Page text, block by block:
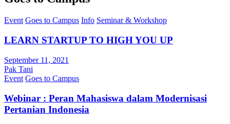
Event Goes to Campus Info Seminar & Workshop
LEARN STARTUP TO HIGH YOU UP
September 11, 2021
Pak Tani
Event Goes to Campus
Webinar : Peran Mahasiswa dalam Modernisasi
Pertanian Indonesia